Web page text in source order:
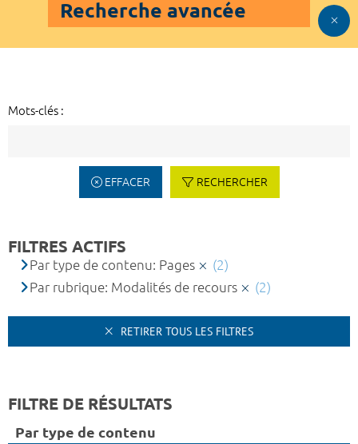
Recherche avancée
Mots-clés :
EFFACER RECHERCHER
FILTRES ACTIFS
Par type de contenu: Pages
(2)
Par rubrique: Modalités de recours
(2)
RETIRER TOUS LES FILTRES
FILTRE DE RÉSULTATS
Par type de contenu